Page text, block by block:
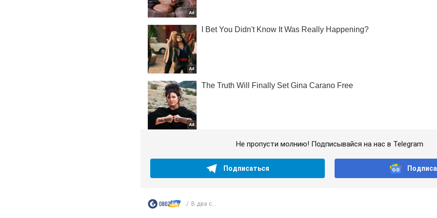
Не пропусти молнию! Подписывайся на нас в Telegram
Подписаться
В два с...